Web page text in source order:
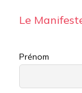
Le
Prénom